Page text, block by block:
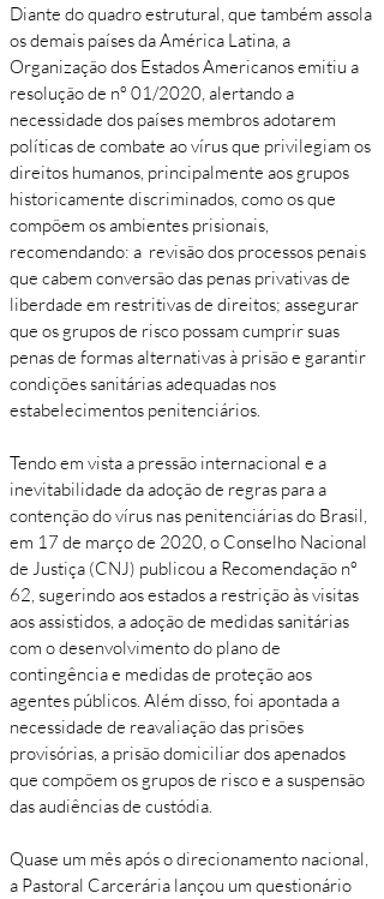
Diante do quadro estrutural, que também assola
os demais países da América Latina, a
Organização dos Estados Americanos emitiu a
resolução de nº 01/2020, alertando a
necessidade dos países membros adotarem
políticas de combate ao vírus que privilegiam os
direitos humanos, principalmente aos grupos
historicamente discriminados, como os que
compõem os ambientes prisionais,
recomendando: a revisão dos processos penais
que cabem conversão das penas privativas de
liberdade em restritivas de direitos; assegurar
que os grupos de risco possam cumprir suas
penas de formas alternativas à prisão e garantir
condições sanitárias adequadas nos
estabelecimentos penitenciários.
Tendo em vista a pressão internacional e a
inevitabilidade da adoção de regras para a
contenção do vírus nas penitenciárias do Brasil,
em 17 de março de 2020, o Conselho Nacional
de Justiça (CNJ) publicou a Recomendação nº
62, sugerindo aos estados a restrição às visitas
aos assistidos, a adoção de medidas sanitárias
com o desenvolvimento do plano de
contingência e medidas de proteção aos
agentes públicos. Além disso, foi apontada a
necessidade de reavaliação das prisões
provisórias, a prisão domiciliar dos apenados
que compõem os grupos de risco e a suspensão
das audiências de custódia.
Quase um mês após o direcionamento nacional,
a Pastoral Carcerária lançou um questionário